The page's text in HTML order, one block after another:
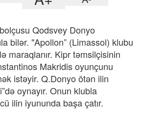
Qodsvey Donyo
bilər. "Apollon” (Limassol) klubu
maraqlanır. Kipr təmsilçisinin
Makridis oyunçunu
istəyir. Q.Donyo ötən ilin
oynayır. Onun klubla
ilin iyununda başa çatır.